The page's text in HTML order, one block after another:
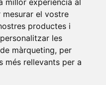
millor experiència al
mesurar el vostre
productes i
les
màrqueting, per
més rellevants per a
•Universitat
Universitat Jaume I
Miguel Hernández
Catalunya•Universitat
Universitat Politècnica de
de València •